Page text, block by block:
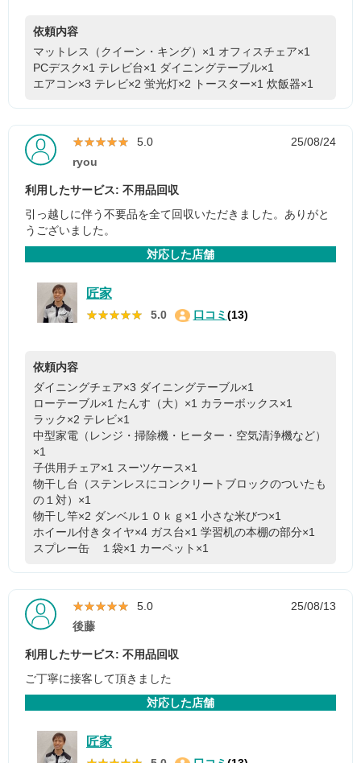
依頼内容
マットレス（クイーン・キング）×1 オフィスチェア×1
PCデスク×1 テレビ台×1 ダイニングテーブル×1
エアコン×3 テレビ×2 蛍光灯×2 トースター×1 炊飯器×1
★★★★★
★★★★★ 5.0
25/08/24
ryou
利用したサービス: 不用品回収
引っ越しに伴う不要品を全て回収いただきました。ありがと
うございました。
対応した店舗
匠家
★★★★★
★★★★★ 5.0 口コミ (13)
依頼内容
ダイニングチェア×3 ダイニングテーブル×1
ローテーブル×1 たんす（大）×1 カラーボックス×1
ラック×2 テレビ×1
中型家電（レンジ・掃除機・ヒーター・空気清浄機など）
×1
子供用チェア×1 スーツケース×1
物干し台（ステンレスにコンクリートブロックのついたも
の１対）×1
物干し竿×2 ダンベル１０ｋｇ×1 小さな米びつ×1
ホイール付きタイヤ×4 ガス台×1 学習机の本棚の部分×1
スプレー缶 １袋×1 カーペット×1
★★★★★
★★★★★ 5.0
25/08/13
後藤
利用したサービス: 不用品回収
ご丁寧に接客して頂きました
対応した店舗
匠家